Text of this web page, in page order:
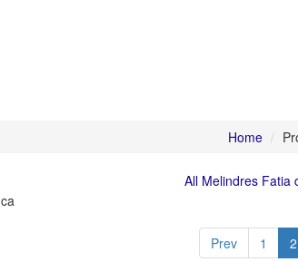
Home
All Melindres Fatia
Prev 1 2